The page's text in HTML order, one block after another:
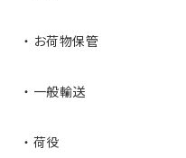
・お荷物保管
・一般輸送
・荷役